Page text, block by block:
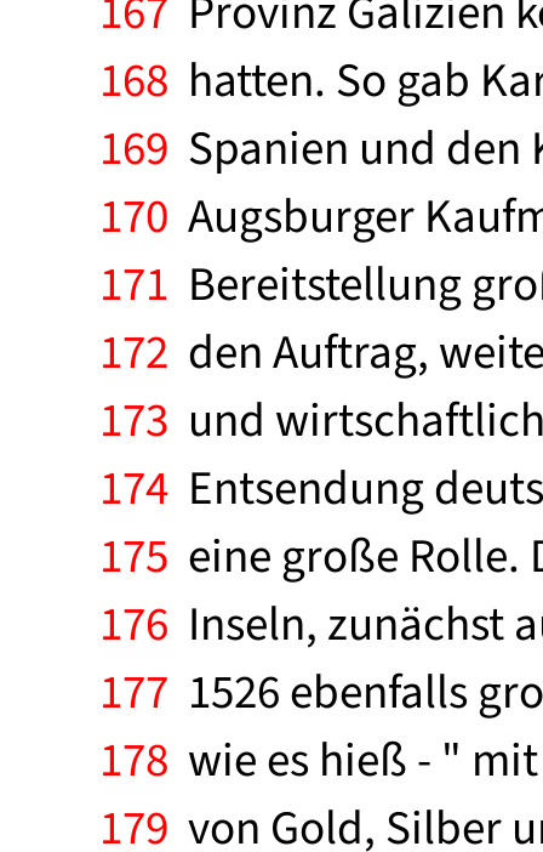
168 hatten. So gab
169 Spanien und den
170 Augsburger
171 Bereitstellung
172 den Auftrag,
173 und
174 Entsendung
175 eine große Rolle.
176 Inseln, zunächst
177 1526 ebenfalls
178 wie es hieß - "
179 von Gold, Silber